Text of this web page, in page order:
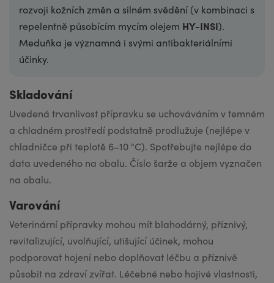
rozvoji kožních změn a silném svědění (v kombinaci s
repelentně působícím mycím olejem HY-INSI).
Meduňka je významná i svými antibakteriálními
účinky.
Skladování
Uvedená trvanli­vost přípravku se uchováváním v temném
a chladném prostředí podstatně prodlužuje (nejlépe v
chladničce při teplotě 6–10 °C). Spotřebujte nejlépe do
data uvedeného na obalu. Číslo šarže a objem vyznačen
na obalu.
Varování
Veterinární přípravky mohou mít blahodárný, příznivý,
revitalizující, uvolňující, utišující účinek, mohou
podporovat hojení nebo doplňovat léčbu a příznivě
působit na zdraví zvířat. Léčebné nebo hojivé vlastnosti,